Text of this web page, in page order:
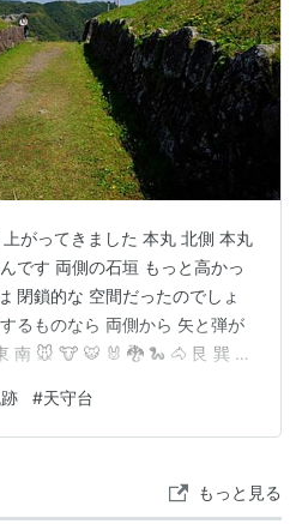
がってきました 本丸 北側 本丸
です 両側の石垣 もっと高かっ
閉鎖的な 空間だったのでしょ
るものなら 両側から 矢と弾が
南 🐭 🐮 🐯 🐰 🐉 🐍 🐴 艮 巽 坤
うわ～けだ 井上陽水 みんなガ
は流れて 東へ 西へ 画面 左 南
か… 全く 跡形も…
#天守台
もっと見る